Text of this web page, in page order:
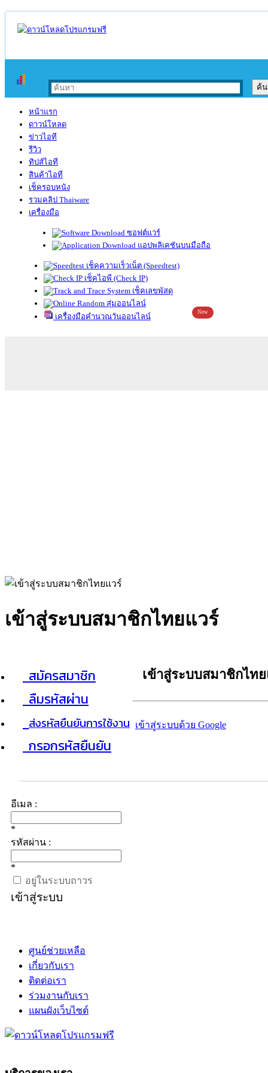
หน้าแรก
ดาวน์โหลด
ข่าวไอที
รีวิว
ทิปส์ไอที
สินค้าไอที
เช็ครอบหนัง
รวมคลิป Thaiware
เครื่องมือ
ซอฟต์แวร์
แอปพลิเคชันบนมือถือ
เช็คความเร็วเน็ต (Speedtest)
เช็คไอพี (Check IP)
เช็คเลขพัสดุ
สุ่มออนไลน์
เครื่องมือคำนวณวันออนไลน์
New
เข้าสู่ระบบสมาชิกไทยแวร์
สมัครสมาชิก
ลืมรหัสผ่าน
ส่งรหัสยืนยันการใช้งาน
กรอกรหัสยืนยัน
เข้าสู่ระบบสมาชิกไท
เข้าสู่ระบบด้วย Google
อีเมล :
*
รหัสผ่าน :
*
อยู่ในระบบถาวร
เข้าสู่ระบบ
ศูนย์ช่วยเหลือ
เกี่ยวกับเรา
ติดต่อเรา
ร่วมงานกับเรา
แผนผังเว็บไซต์